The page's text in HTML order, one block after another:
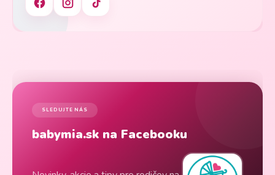
SLEDUJTE NÁS
babymia.sk na Facebooku